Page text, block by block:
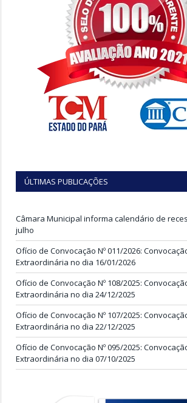
ÚLTIMAS PUBLICAÇÕES
Câmara Municipal informa calendário de
julho
Ofício de Convocação Nº 011/2026:
Extraordinária no dia 16/01/2026
Ofício de Convocação Nº 108/2025:
Extraordinária no dia 24/12/2025
Ofício de Convocação Nº 107/2025:
Extraordinária no dia 22/12/2025
Ofício de Convocação Nº 095/2025:
Extraordinária no dia 07/10/2025